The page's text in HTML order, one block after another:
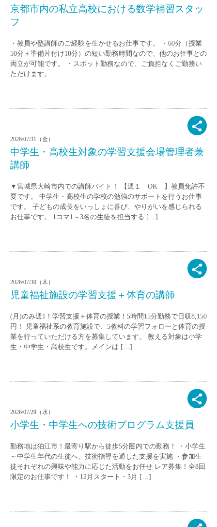
京都市内の私立高校における数学補習スタッ
フ
・教員や塾講師のご経験を生かせるお仕事です。 ・60分（授業
50分＋準備片付け10分）の短い勤務時間なので、他のお仕事との
両立が可能です。 ・スポット勤務なので、ご負担なくご勤務い
ただけます。
2026/07/31（金）
中学生・高校生対象の学習支援会場管理者兼
講師
▼宮城県大崎市内での講師バイト！ 【週１ OK 】教員免許不
要です。 中学生・高校生の学校の勉強のサポートを行うお仕事
です。 子どもの成長をいっしょに喜び、やりがいを感じられる
お仕事です。 1コマ1～3名の生徒を担当する […]
2026/07/30（木）
児童福祉施設の学習支援＋体育の講師
(月)のみ週1！学習支援＋体育の授業！5時間15分勤務で日収8,150
円！ 児童福祉系の教育施設で、5教科の学習フォローと体育の授
業を行っていただける方を募集しています。 教える対象は小学
生・中学生・高校生です。メインは […]
2026/07/29（水）
小学生・中学生への技術プログラム支援員
勤務地は狛江市！最寄り駅から徒歩5分圏内での勤務！ ・小学生
～中学生年代の生徒へ、技術指導を通した支援を実施 ・参加生
徒それぞれの興味や能力に応じた活動をお任せ レア募集！全8回
限定のお仕事です！ ・12月スタート・3月 […]